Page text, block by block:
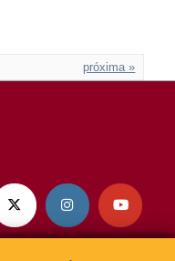
próxima »
  